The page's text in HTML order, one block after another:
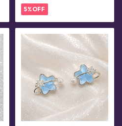
5%OFF